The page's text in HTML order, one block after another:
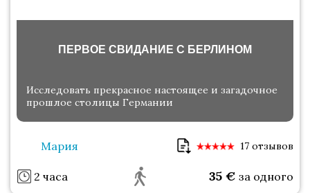
ПЕРВОЕ СВИДАНИЕ С БЕРЛИНОМ
Исследовать прекрасное настоящее и загадочное
прошлое столицы Германии
Мария 17 отзывов
2 часа 35 € за одного